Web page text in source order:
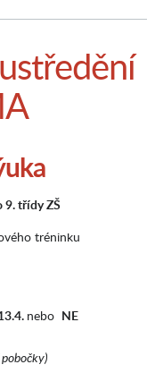
9. třídy ZŠ
tréninku
nebo NE